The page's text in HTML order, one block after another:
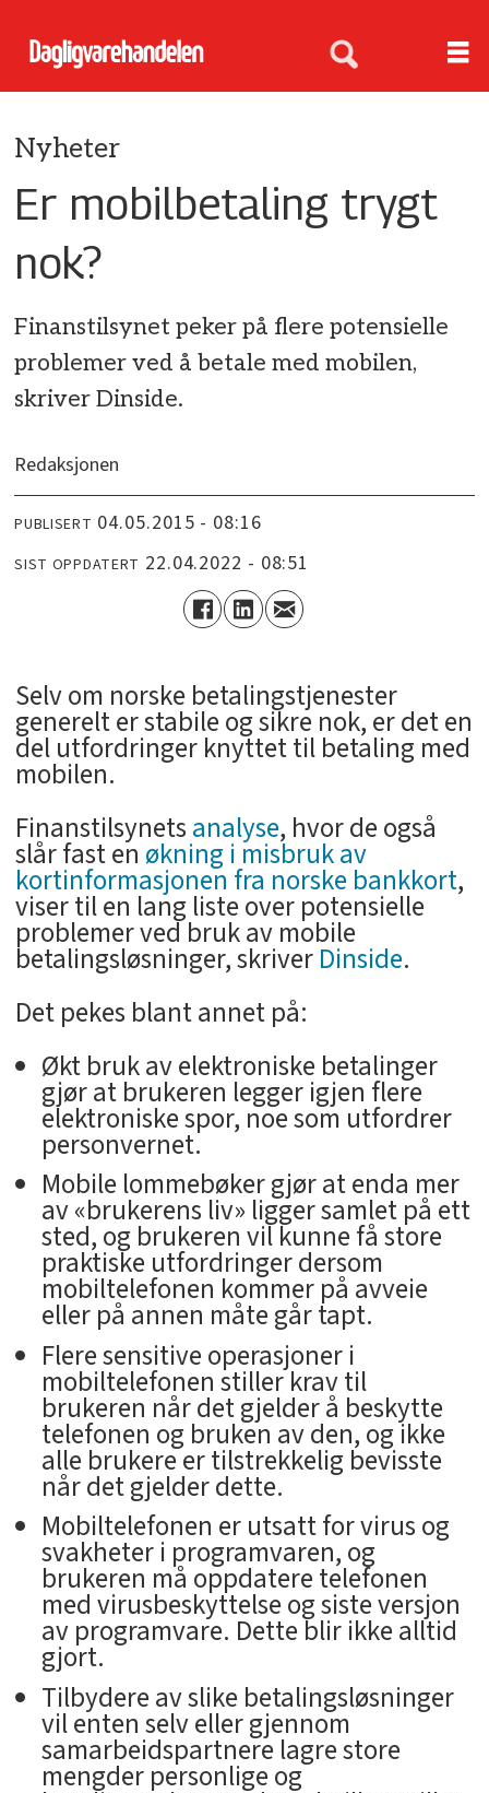
Nyheter
Er mobilbetaling trygt
nok?
Finanstilsynet peker på flere potensielle
problemer ved å betale med mobilen,
skriver Dinside.
Redaksjonen
PUBLISERT 04.05.2015 - 08:16
SIST OPPDATERT 22.04.2022 - 08:51
Selv om norske betalingstjenester
generelt er stabile og sikre nok, er det en
del utfordringer knyttet til betaling med
mobilen.
Finanstilsynetsanalyse, hvor de også
slår fast enøkning i misbruk av
kortinformasjonen fra norske bankkort,
viser til en lang liste over potensielle
problemer ved bruk av mobile
betalingsløsninger, skriverDinside.
Det pekes blant annet på:
Økt bruk av elektroniske betalinger
gjør at brukeren legger igjen flere
elektroniske spor, noe som utfordrer
personvernet.
Mobile lommebøker gjør at enda mer
av «brukerens liv» ligger samlet på ett
sted, og brukeren vil kunne få store
praktiske utfordringer dersom
mobiltelefonen kommer på avveie
eller på annen måte går tapt.
Flere sensitive operasjoner i
mobiltelefonen stiller krav til
brukeren når det gjelder å beskytte
telefonen og bruken av den, og ikke
alle brukere er tilstrekkelig bevisste
når det gjelder dette.
Mobiltelefonen er utsatt for virus og
svakheter i programvaren, og
brukeren må oppdatere telefonen
med virusbeskyttelse og siste versjon
av programvare. Dette blir ikke alltid
gjort.
Tilbydere av slike betalingsløsninger
vil enten selv eller gjennom
samarbeidspartnere lagre store
mengder personlige og